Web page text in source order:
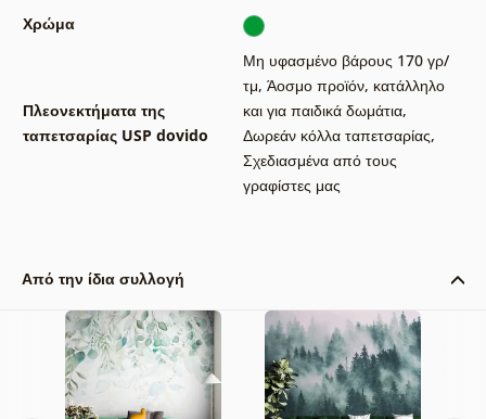
Χρώμα
Πλεονεκτήματα της
ταπετσαρίας USP dovido
Μη υφασμένο βάρους 170 γρ/
τμ, Άοσμο προϊόν, κατάλληλο
και για παιδικά δωμάτια,
Δωρεάν κόλλα ταπετσαρίας,
Σχεδιασμένα από τους
γραφίστες μας
Από την ίδια συλλογή